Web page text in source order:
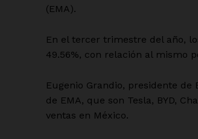
(EMA).
En el tercer trimestre del año,
49.56%, con relación al mismo
Eugenio Grandio, presidente
de EMA, que son Tesla, BYD,
ventas en México.